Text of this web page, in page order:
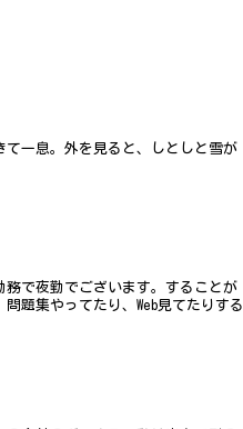
一息。外を見ると、しとしと雪が
で夜勤でございます。することが
題集やってたり、Web見てたりする